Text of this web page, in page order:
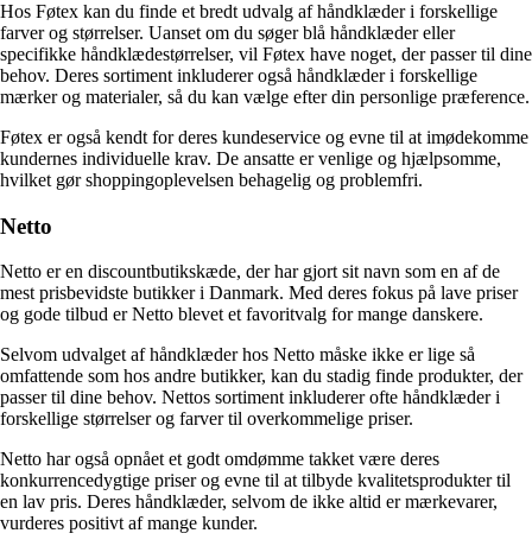
Hos Føtex kan du finde et bredt udvalg af håndklæder i forskellige
farver og størrelser. Uanset om du søger blå håndklæder eller
specifikke håndklædestørrelser, vil Føtex have noget, der passer til dine
behov. Deres sortiment inkluderer også håndklæder i forskellige
mærker og materialer, så du kan vælge efter din personlige præference.
Føtex er også kendt for deres kundeservice og evne til at imødekomme
kundernes individuelle krav. De ansatte er venlige og hjælpsomme,
hvilket gør shoppingoplevelsen behagelig og problemfri.
Netto
Netto er en discountbutikskæde, der har gjort sit navn som en af de
mest prisbevidste butikker i Danmark. Med deres fokus på lave priser
og gode tilbud er Netto blevet et favoritvalg for mange danskere.
Selvom udvalget af håndklæder hos Netto måske ikke er lige så
omfattende som hos andre butikker, kan du stadig finde produkter, der
passer til dine behov. Nettos sortiment inkluderer ofte håndklæder i
forskellige størrelser og farver til overkommelige priser.
Netto har også opnået et godt omdømme takket være deres
konkurrencedygtige priser og evne til at tilbyde kvalitetsprodukter til
en lav pris. Deres håndklæder, selvom de ikke altid er mærkevarer,
vurderes positivt af mange kunder.